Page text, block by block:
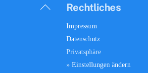
Back
Rechtliches
Impressum
Datenschutz
Privatsphäre
» Einstellungen ändern